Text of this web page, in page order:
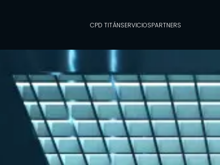
CPD TITÁNSERVICIOSPARTNERS